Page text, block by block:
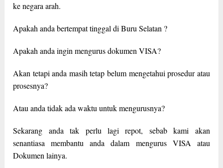
ke negara arah.
Apakah anda bertempat tinggal di Buru Selatan ?
Apakah anda ingin mengurus dokumen VISA?
Akan tetapi anda masih tetap belum mengetahui prosedur atau
prosesnya?
Atau anda tidak ada waktu untuk mengurusnya?
Sekarang anda tak perlu lagi repot, sebab kami akan
senantiasa membantu anda dalam mengurus VISA atau
Dokumen lainya.